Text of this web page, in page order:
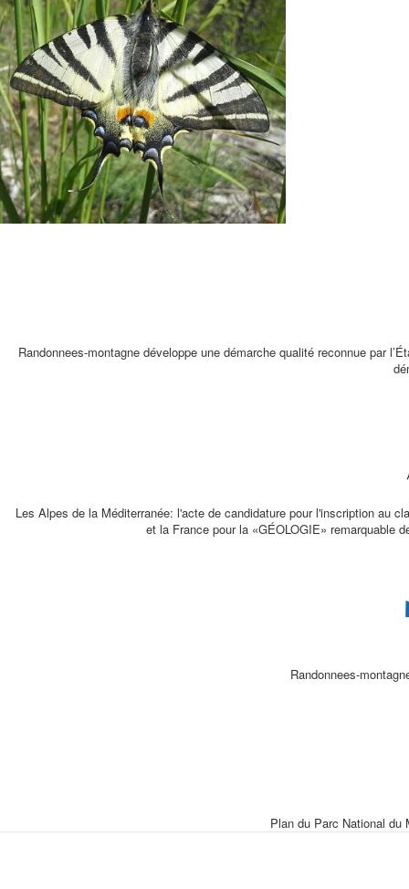
Randonnees-montagne développe une démarche qualité reconnue par
Les Alpes de la Méditerranée: l'acte de candidature pour l'inscription au
et la France pour la «GÉOLOGIE» remarquable
Randonnees-
Plan du Parc National du